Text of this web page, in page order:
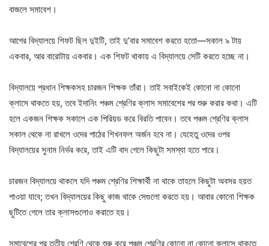
বাজলে সমাবেশ।
আগের বিদ্যালয়ে শিফট ছিল দুইটি, তাই দু’বার সমাবেশ করতে হতো—সকাল ৯ টায়
একবার, আর বারোটায় একবার। এক শিফট থাকায় এ বিদ্যালয়ে সেটি করতে হচ্ছে না।
বিদ্যালয়ে প্রধান শিক্ষকসহ চারজন শিক্ষক তাঁরা। তাই সবাইকেই কোনো না কোনো
ক্লাসে থাকতে হয়, তবে ইদানিং পঞ্চম শ্রেণির ক্লাস সমাবেশের পর শুরু করার কথা। এটি
হলে একজন শিক্ষক সকালে এক পিরিয়ড করে বিরতি পাবেন। তবে পঞ্চম শ্রেণির ক্লাস
সকাল থেকে না রাখলে ওদের পাঠের শিখনফল অর্জন হবে না। যেহেতু ওদের ওপর
বিদ্যালয়ের সুনাম নির্ভর করে, তাই এটি বাদ গেলে কিছুটা সমস্যা হতে পারে।
চারজন বিদ্যালয়ে থাকলে যদি পঞ্চম শ্রেণির শিক্ষার্থী না থাকে তাহলে কিছুটা অবসর হয়ত
পাওয়া যাবে; তখন বিদ্যালয়ের কিছু কাজ থাকে সেগুলো করতে হয়। আবার কোনো শিক্ষক
ছুটিতে গেলে তার ক্লাসগুলোও করাতে হয়।
সমাবেশের পর তৃতীয় শ্রেণি থেকে শুরু করে পঞ্চম শ্রেণির কোনো না কোনো ক্লাসে থাকতে